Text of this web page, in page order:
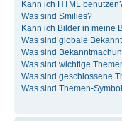
Kann ich HTML
Was sind Smilies?
Kann ich Bilder in meine
Was sind globale
Was sind
Was sind wichtige
Was sind geschlossene
Was sind Themen-